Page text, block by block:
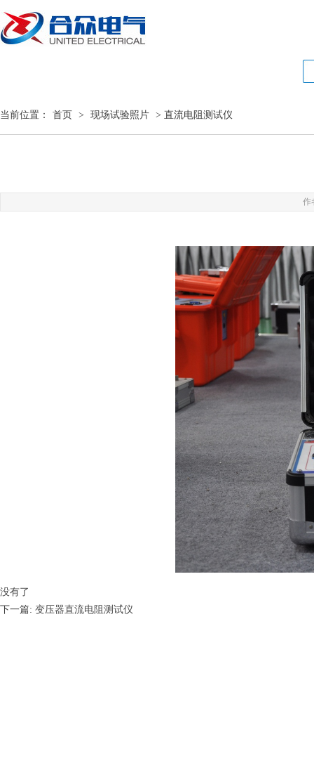
当前位置： 首页 > 现场试验照片 > 直流电阻测试仪
作
没有了
下一篇: 变压器直流电阻测试仪